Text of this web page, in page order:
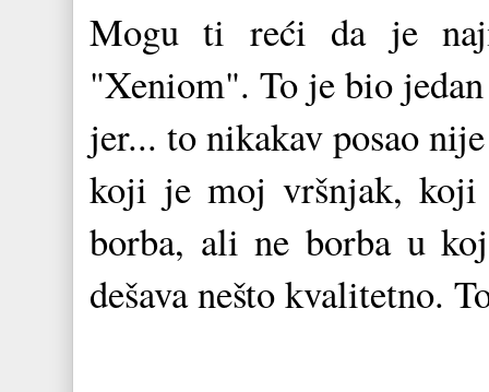
Mogu ti reći da je
"Xeniom". To je bio
jer... to nikakav posao
koji je moj vršnjak,
borba, ali ne borba u
dešava nešto kvalitetno.